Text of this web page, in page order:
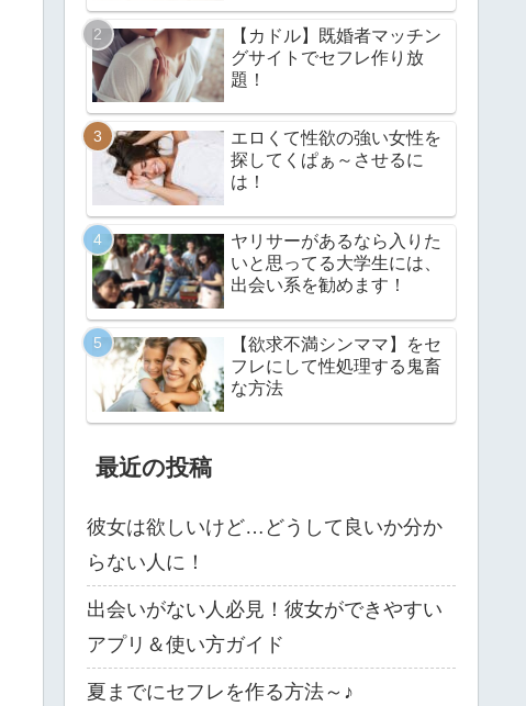
【カドル】既婚者マッチン
グサイトでセフレ作り放
題！
エロくて性欲の強い女性を
探してくぱぁ～させるに
は！
ヤリサーがあるなら入りた
いと思ってる大学生には、
出会い系を勧めます！
【欲求不満シンママ】をセ
フレにして性処理する鬼畜
な方法
最近の投稿
彼女は欲しいけど…どうして良いか分か
らない人に！
出会いがない人必見！彼女ができやすい
アプリ＆使い方ガイド
夏までにセフレを作る方法～♪